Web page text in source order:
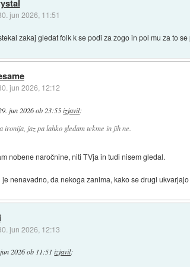
jun 2026, 11:51
zakaj gledat folk k se podi za zogo in pol mu za to
jun 2026, 12:12
jun 2026 ob 23:55 izjavil:
ironija, jaz pa lahko gledam tekme in jih ne.
nobene naročnine, niti TVja in tudi nisem gledal.
je nenavadno, da nekoga zanima, kako se drugi ukvarjajo
jun 2026, 12:13
2026 ob 11:51 izjavil: